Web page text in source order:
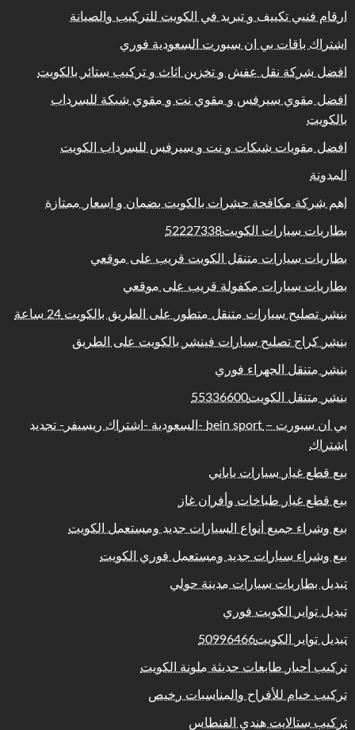
ارقام فنيي تكييف و تبريد في الكويت للتركيب والصيانة
اشتراك باقات بي ان سبورت السعودية فوري
افضل شركة نقل عفش و تخزين اثاث و تركيب ستائر بالكويت
افضل مقوي سيرفس و مقوي نت و مقوي شبكة للسرداب
بالكويت
افضل مقويات شبكات و نت و سيرفس للسرداب الكويت
المدونة
اهم شركة مكافحة حشرات بالكويت بضمان و اسعار ممتازة
بطاريات سيارات الكويت52227338
بطاريات سيارات متنقل الكويت قريب على موقعي
بطاريات سيارات مكفولة قريب على موقعي
بنشر تصليح سيارات متنقل متطور على الطريق بالكويت 24 ساعة
بنشر كراج تصليح سيارات فينشر بالكويت على الطريق
بنشر متنقل الجهراء فوري
بنشر متنقل الكويت55336600
بي ان سبورت – bein sport -السعودية -اشتراك ريسيفر- تجديد
اشتراك
بيع قطع غيار سيارات ياباني
بيع قطع غيار طباخات وأفران غاز
بيع وشراء جميع أنواع السيارات جديد ومستعمل الكويت
بيع وشراء سيارات جديد ومستعمل فوري الكويت
تبديل بطاريات سيارات مدينة حولي
تبديل تواير الكويت فوري
تبديل تواير الكويت50996466
تركيب أحبار طابعات حديثة ملونة الكويت
تركيب خيام للأفراح والمناسبات رخيص
تركيب ستالايت هندي الفنطاس